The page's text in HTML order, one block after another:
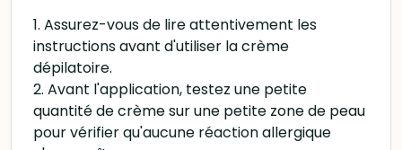
1. Assurez-vous de lire attentivement les
instructions avant d'utiliser la crème
dépilatoire.
2. Avant l'application, testez une petite
quantité de crème sur une petite zone de peau
pour vérifier qu'aucune réaction allergique